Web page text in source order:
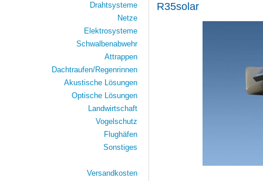
R35solar
Drahtsysteme
Netze
Elektrosysteme
Schwalbenabwehr
Attrappen
Dachtraufen/Regenrinnen
Akustische Lösungen
Optische Lösungen
Landwirtschaft
Vogelschutz
Flughäfen
Sonstiges
Versandkosten